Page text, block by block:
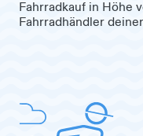
Fahrradkauf in Höhe
Fahrradhändler